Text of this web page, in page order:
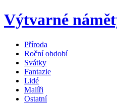
Výtvarné
Příroda
Roční období
Svátky
Fantazie
Lidé
Malíři
Ostatní